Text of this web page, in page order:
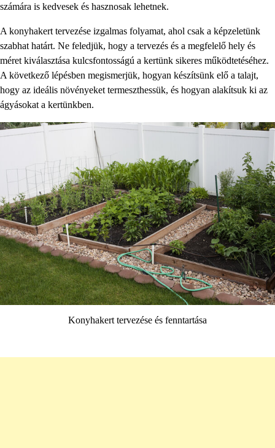
számára is kedvesek és hasznosak lehetnek.
A konyhakert tervezése izgalmas folyamat, ahol csak a képzeletünk
szabhat határt. Ne feledjük, hogy a tervezés és a megfelelő hely és
méret kiválasztása kulcsfontosságú a kertünk sikeres működtetéséhez.
A következő lépésben megismerjük, hogyan készítsünk elő a talajt,
hogy az ideális növényeket termeszthessük, és hogyan alakítsuk ki az
ágyásokat a kertünkben.
Konyhakert tervezése és fenntartása